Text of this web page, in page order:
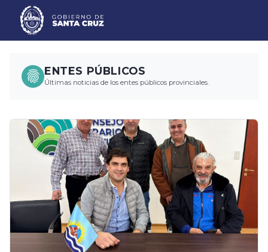
ENTES PÚBLICOS
Últimas noticias de los entes públicos provinciales.